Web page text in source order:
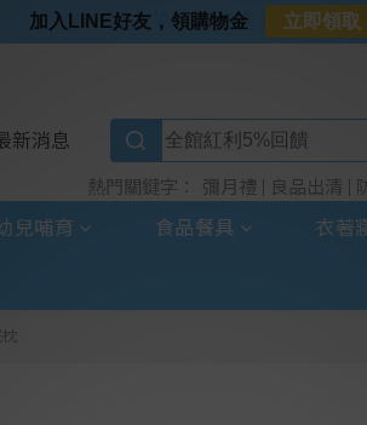
⭐加入LINE好友⭐
⭐超取選全家⭐滿$888贈霜淇淋禮物卡
新消息
熱門關鍵字： 彌月禮 良品出清
兒哺育 食品餐具 衣著
加入LINE好友，領購物金 立即領取